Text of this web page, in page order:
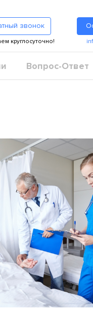
звонок
круглосуточно!
Вопрос-Ответ